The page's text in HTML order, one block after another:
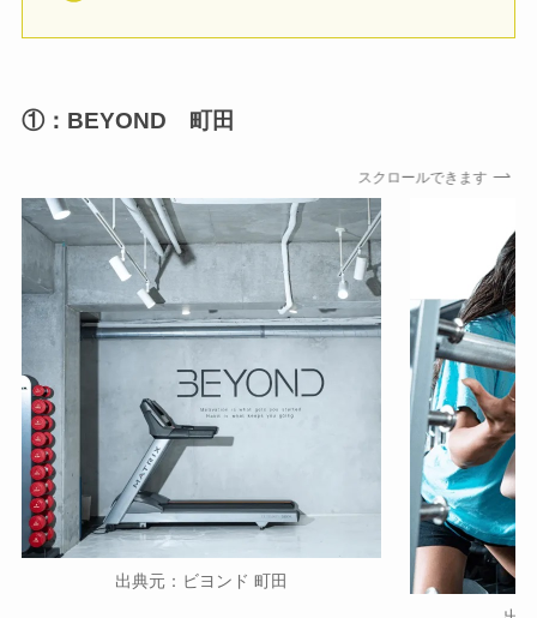
①：BEYOND 町田
スクロールできます
出典元：ビヨンド 町田